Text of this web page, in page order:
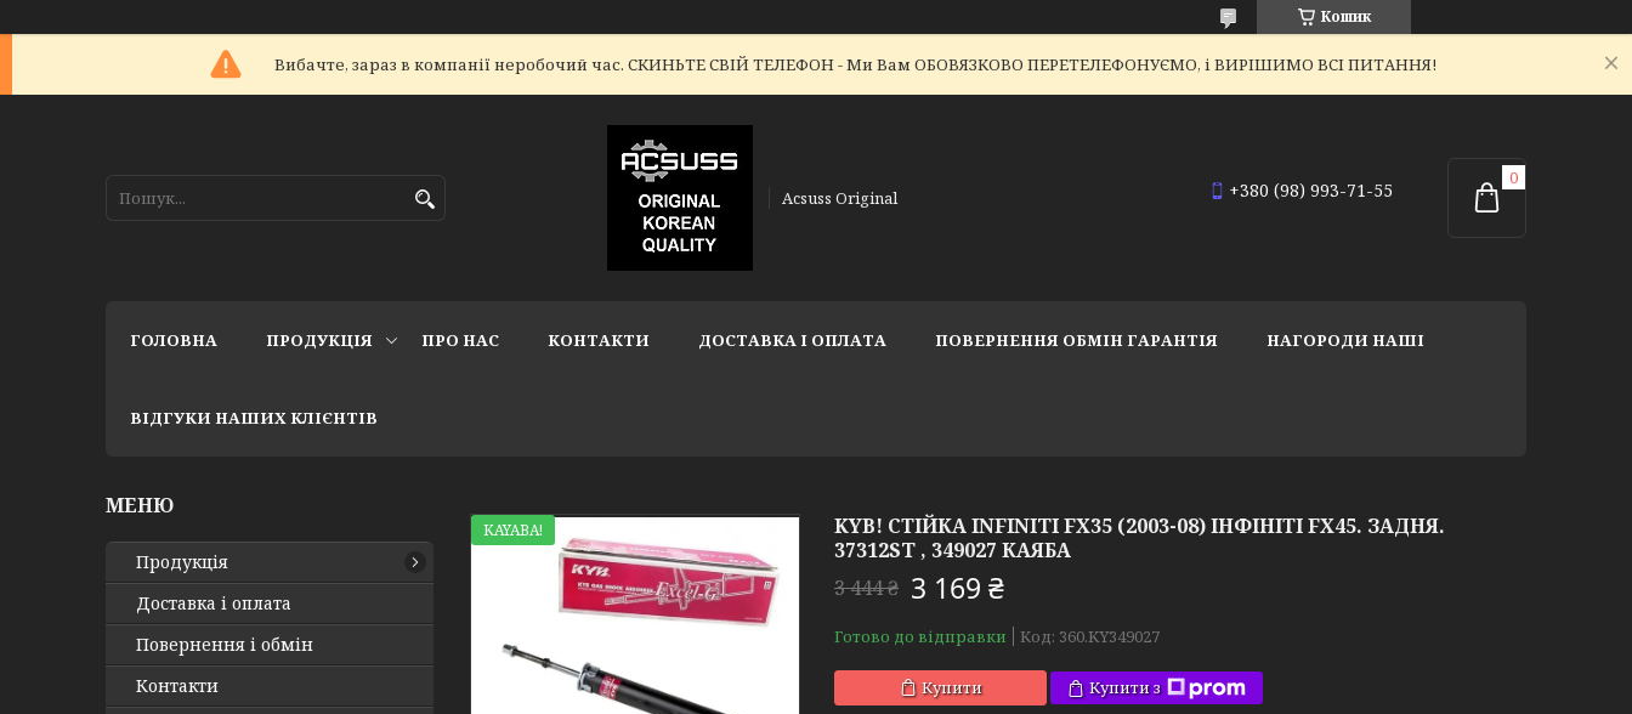
Кошик
Вибачте, зараз в компанії неробочий час. СКИНЬТЕ СВІЙ ТЕЛЕФОН - Ми Вам ОБОВЯЗКОВО ПЕРЕТЕЛЕФОНУЄМО, і ВИРІШИМО ВСІ ПИТАННЯ!
Acsuss Original +380 (98) 993-71-55
ГОЛОВНА ПРОДУКЦІЯ ПРО НАС КОНТАКТИ ДОСТАВКА І ОПЛАТА ПОВЕРНЕННЯ ОБМІН ГАРАНТІЯ НАГОРОДИ НАШІ
ВІДГУКИ НАШИХ КЛІЄНТІВ
KAYABA!
KYB! СТІЙКА INFINITI FX35 (2003-08) ІНФІНІТІ FX45. ЗАДНЯ.
37312ST , 349027 КАЯБА
3 444 ₴ 3 169 ₴
Готово до відправки Код: 360.KY349027
Купити Купити з
Продукція
Доставка і оплата
Повернення і обмін
Контакти